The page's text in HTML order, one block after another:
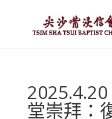
堂崇拜：